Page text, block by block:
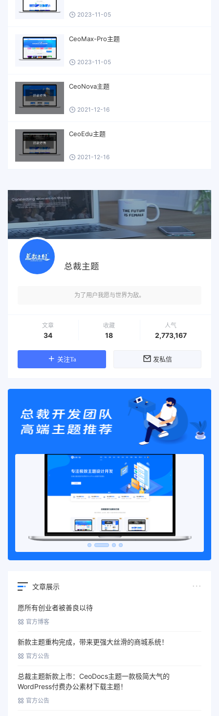
2023-11-05
CeoMax-Pro主题
2023-11-05
CeoNova主题
2021-12-16
CeoEdu主题
2021-12-16
总裁主题
为了用户我愿与世界为敌。
文章
34
收藏
18
人气
2,773,167
关注Ta 发私信
文章展示
愿所有创业者被善良以待
官方博客
新款主题重构完成，带来更强大丝滑的商城系统！
官方公告
总裁主题新款上市：CeoDocs主题一款极简大气的
WordPress付费办公素材下载主题！
官方公告